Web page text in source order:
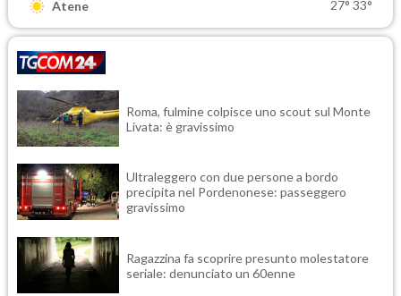
Atene 27° 33°
Roma, fulmine colpisce uno scout sul Monte
Livata: è gravissimo
Ultraleggero con due persone a bordo
precipita nel Pordenonese: passeggero
gravissimo
Ragazzina fa scoprire presunto molestatore
seriale: denunciato un 60enne